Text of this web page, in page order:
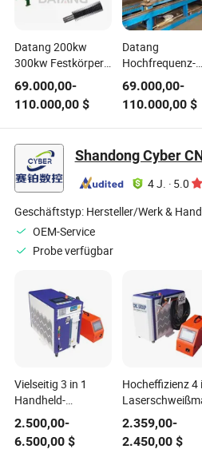
Datang 200kw
300kw Festkörper-
Hochfrequenz-
Spiralrippenrohrschweißmaschine
69.000,00-
110.000,00 $
Datang
Hochfrequenz-
mit 300kw, SPS-
Technologie
69.000,00-
110.000,00$
Shandong Cyber
4 J. · 5.0
Geschäftstyp: Hersteller/Werk &
OEM-Service
Probe verfügbar
Vielseitig 3 in 1
Handheld-
Faserlaser-
Schweißmaschine
(3000W)
2.500,00-
6.500,00 $
Hocheffizienz 4
1000W Tragbarer
Laser für
2.359,00-
2.450,00$